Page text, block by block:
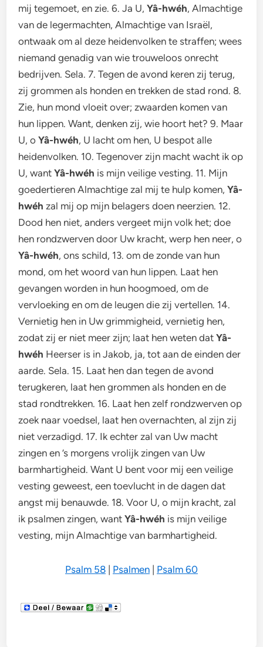
mij tegemoet, en zie. 6. Ja U,Yâ-hwéh, Almachtige
van de legermachten, Almachtige van Israël,
ontwaak om al deze heidenvolken te straffen; wees
niemand genadig van wie trouweloos onrecht
bedrijven. Sela. 7. Tegen de avond keren zij terug,
zij grommen als honden en trekken de stad rond. 8.
Zie, hun mond vloeit over; zwaarden komen van
hun lippen. Want, denken zij, wie hoort het? 9. Maar
U, oYâ-hwéh, U lacht om hen, U bespot alle
heidenvolken. 10. Tegenover zijn macht wacht ik op
U, wantYâ-hwéh is mijn veilige vesting. 11. Mijn
goedertieren Almachtige zal mij te hulp komen,Yâ-
hwéh zal mij op mijn belagers doen neerzien. 12.
Dood hen niet, anders vergeet mijn volk het; doe
hen rondzwerven door Uw kracht, werp hen neer, o
Yâ-hwéh, ons schild, 13. om de zonde van hun
mond, om het woord van hun lippen. Laat hen
gevangen worden in hun hoogmoed, om de
vervloeking en om de leugen die zij vertellen. 14.
Vernietig hen in Uw grimmigheid, vernietig hen,
zodat zij er niet meer zijn; laat hen weten datYâ-
hwéh Heerser is in Jakob, ja, tot aan de einden der
aarde. Sela. 15. Laat hen dan tegen de avond
terugkeren, laat hen grommen als honden en de
stad rondtrekken. 16. Laat hen zelf rondzwerven op
zoek naar voedsel, laat hen overnachten, al zijn zij
niet verzadigd. 17. Ik echter zal van Uw macht
zingen en ’s morgens vrolijk zingen van Uw
barmhartigheid. Want U bent voor mij een veilige
vesting geweest, een toevlucht in de dagen dat
angst mij benauwde. 18. Voor U, o mijn kracht, zal
ik psalmen zingen, wantYâ-hwéh is mijn veilige
vesting, mijn Almachtige van barmhartigheid.
Psalm 58 Psalmen Psalm 60